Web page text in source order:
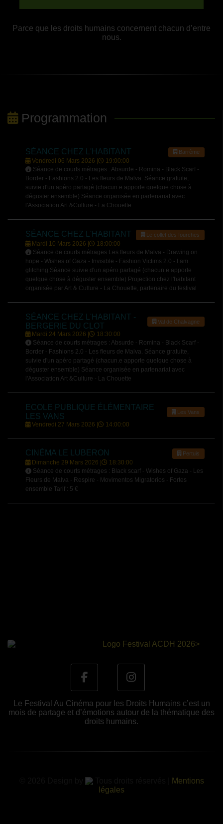
Parce que les droits humains concernent chacun d’entre
nous.
Programmation
SÉANCE CHEZ L'HABITANT Barrême
Vendredi 06 Mars 2026 |
19:00:00
Séance de courts métrages : Absurde - Romina - Black Scarf -
Border - Fashions 2.0 - Les fleurs de Malva. Séance gratuite,
suivie d'un apéro partagé (chacun.e apporte quelque chose à
déguster ensemble) Séance organisée en partenariat avec
l'Association Art &Culture - La Chouette
SÉANCE CHEZ L'HABITANT Le collet des fourches
Mardi 10 Mars 2026 |
18:00:00
Séance de courts métrages Les fleurs de Malva - Drawing on
hope - Wishes of Gaza - Invisible - Fashion Victims 2.0 - I am
glitching Séance suivie d'un apéro partagé (chacun.e apporte
quelque chose à déguster ensemble) Projection chez l'habitant
organisée par Art & Culture - La Chouette, partenaire du festival
SÉANCE CHEZ L'HABITANT -
BERGERIE DU CLOT
Val de Chalvagne
Mardi 24 Mars 2026 |
18:30:00
Séance de courts métrages : Absurde - Romina - Black Scarf -
Border - Fashions 2.0 - Les fleurs de Malva. Séance gratuite,
suivie d'un apéro partagé (chacun.e apporte quelque chose à
déguster ensemble) Séance organisée en partenariat avec
l'Association Art &Culture - La Chouette
ECOLE PUBLIQUE ÉLÉMENTAIRE
LES VANS
Les Vans
Vendredi 27 Mars 2026 | 14:00:00
CINÉMA LE LUBERON Pertuis
Dimanche 29 Mars 2026 |
18:30:00
Séance de courts métrages : Black scarf - Wishes of Gaza - Les
Fleurs de Malva - Respire - Movimentos Migratorios - Fortes
ensemble Tarif : 5 €
Le Festival Au Cinéma pour les Droits Humains c’est un
mois de partage et d’émotions autour de la thématique des
droits humains.
Tous droits réservés |
Mentions
légales